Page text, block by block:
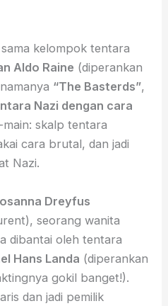
kelompok tentara
Aldo Raine (diperankan
“The Basterds”,
Nazi dengan cara
skalp tentara
cara brutal, dan jadi
Nazi.
Dreyfus
seorang wanita
dibantai oleh tentara
Hans Landa (diperankan
gokil banget!).
dan jadi pemilik